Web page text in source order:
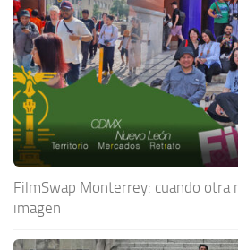
FilmSwap Monterrey: cuando otra
imagen